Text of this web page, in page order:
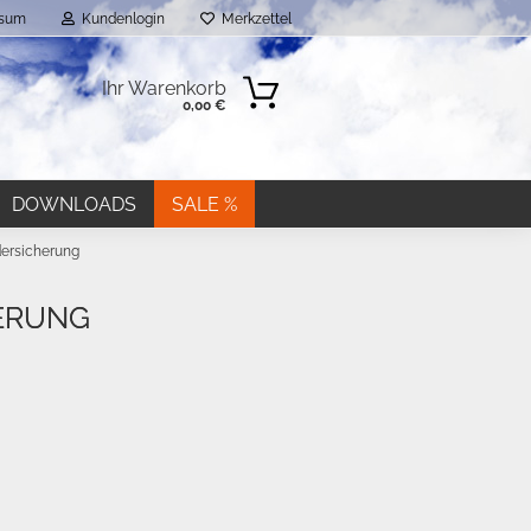
Kundenlogin Merkzettel
Ihr Warenkorb
0,00 €
DOWNLOADS SALE %